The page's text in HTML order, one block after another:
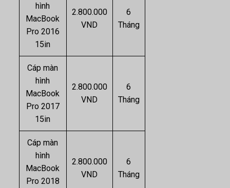
hình
MacBook
Pro 2016
15in
2.800.000
VND
6
Tháng
Cáp màn
hình
MacBook
Pro 2017
15in
2.800.000
VND
6
Tháng
Cáp màn
hình
MacBook
Pro 2018
2.800.000
VND
6
Tháng